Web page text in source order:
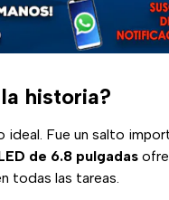
historia?
ideal. Fue un salto
de 6.8 pulgadas
todas las tareas.